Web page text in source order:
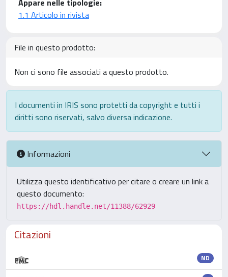
Appare nelle tipologie:
1.1 Articolo in rivista
File in questo prodotto:
Non ci sono file associati a questo prodotto.
I documenti in IRIS sono protetti da copyright e tutti i
diritti sono riservati, salvo diversa indicazione.
Informazioni
Utilizza questo identificativo per citare o creare un link a
questo documento:
https://hdl.handle.net/11388/62929
Citazioni
ND